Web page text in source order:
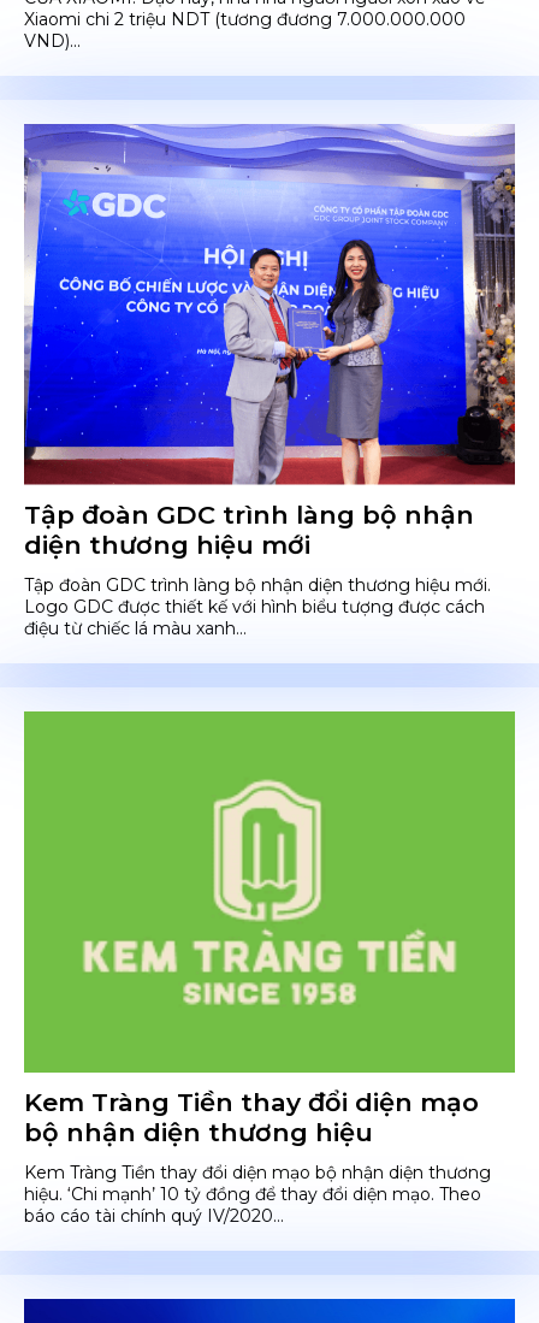
Xiaomi chi 2 triệu NDT (tương đương 7.000.000.000
VND)...
Tập đoàn GDC trình làng bộ nhận
diện thương hiệu mới
Tập đoàn GDC trình làng bộ nhận diện thương hiệu mới.
Logo GDC được thiết kế với hình biểu tượng được cách
điệu từ chiếc lá màu xanh...
Kem Tràng Tiền thay đổi diện mạo
bộ nhận diện thương hiệu
Kem Tràng Tiền thay đổi diện mạo bộ nhận diện thương
hiệu. ‘Chi mạnh’ 10 tỷ đồng để thay đổi diện mạo. Theo
báo cáo tài chính quý IV/2020...